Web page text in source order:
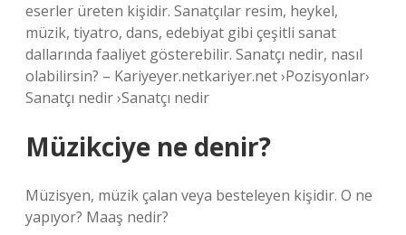
eserler üreten kişidir. Sanatçılar resim, heykel,
müzik, tiyatro, dans, edebiyat gibi çeşitli sanat
dallarında faaliyet gösterebilir. Sanatçı nedir, nasıl
olabilirsin? – Kariyeyer.netkariyer.net ›Pozisyonlar›
Sanatçı nedir ›Sanatçı nedir
Müzikciye ne denir?
Müzisyen, müzik çalan veya besteleyen kişidir. O ne
yapıyor? Maaş nedir?